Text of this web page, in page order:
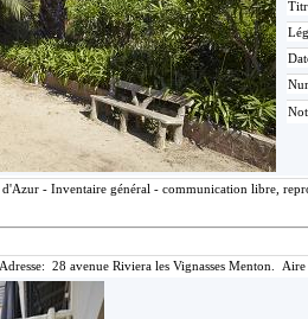
- Inventaire général - communication libre,
28 avenue Riviera les Vignasses Menton.